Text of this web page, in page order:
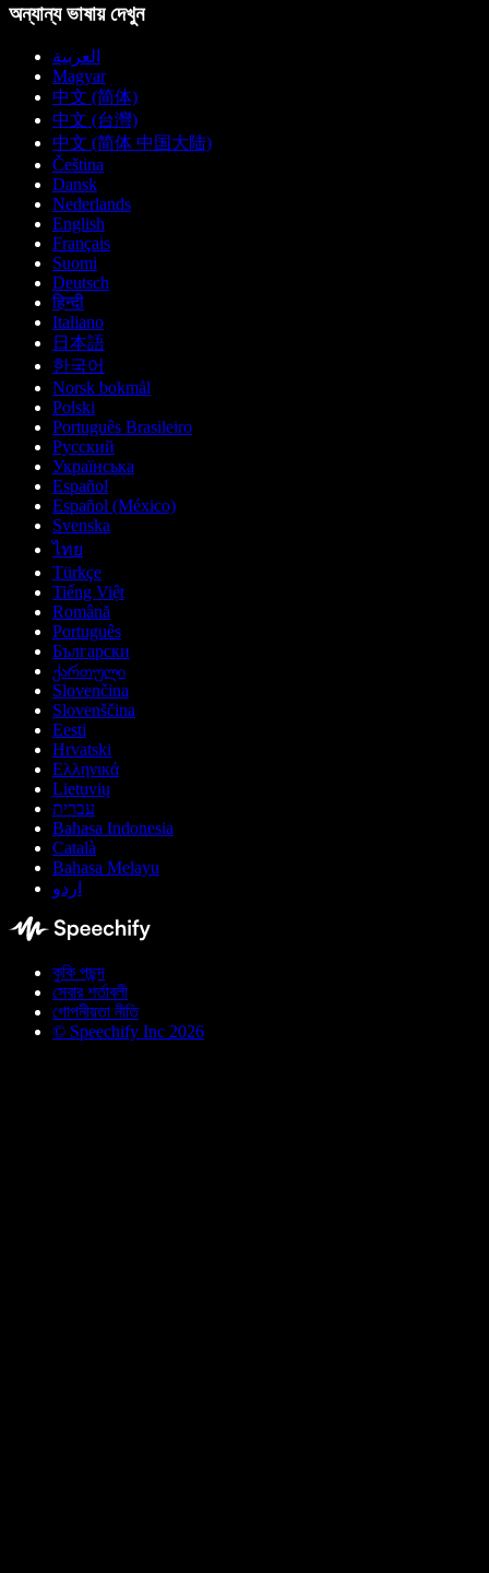
অন্যান্য ভাষায় দেখুন
العربية
Magyar
中文 (简体)
中文 (台灣)
中文 (简体 中国大陆)
Čeština
Dansk
Nederlands
English
Français
Suomi
Deutsch
हिन्दी
Italiano
日本語
한국어
Norsk bokmål
Polski
Português Brasileiro
Русский
Українська
Español
Español (México)
Svenska
ไทย
Türkçe
Tiếng Việt
Română
Português
Български
ქართული
Slovenčina
Slovenščina
Eesti
Hrvatski
Ελληνικά
Lietuvių
עברית
Bahasa Indonesia
Català
Bahasa Melayu
اردو
কুকি পছন্দ
সেবার শর্তাবলী
গোপনীয়তা নীতি
© Speechify Inc 2026